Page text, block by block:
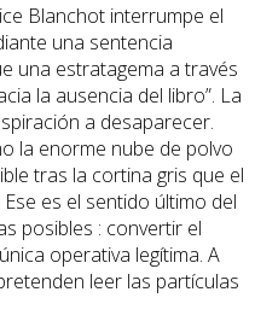
Blanchot interrumpe el
una sentencia
una estratagema a través
la ausencia del libro”. La
a desaparecer.
la enorme nube de polvo
tras la cortina gris que el
es el sentido último del
posibles : convertir el
operativa legítima. A
leer las partículas